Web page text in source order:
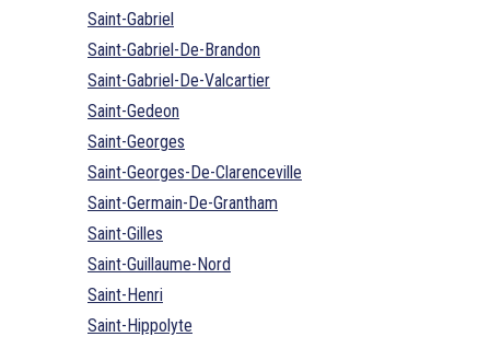
Saint-Gabriel
Saint-Gabriel-De-Brandon
Saint-Gabriel-De-Valcartier
Saint-Gedeon
Saint-Georges
Saint-Georges-De-Clarenceville
Saint-Germain-De-Grantham
Saint-Gilles
Saint-Guillaume-Nord
Saint-Henri
Saint-Hippolyte